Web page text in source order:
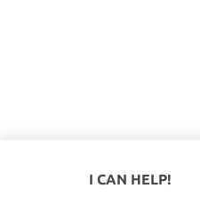
I CAN HELP!